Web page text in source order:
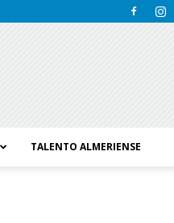
TALENTO ALMERIENSE